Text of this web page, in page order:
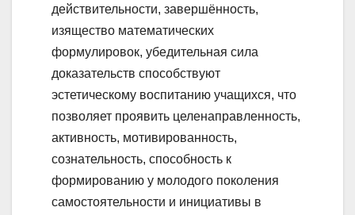
действительности, завершённость,
изящество математических
формулировок, убедительная сила
доказательств способствуют
эстетическому воспитанию учащихся, что
позволяет проявить целенаправленность,
активность, мотивированность,
сознательность, способность к
формированию у молодого поколения
самостоятельности и инициативы в